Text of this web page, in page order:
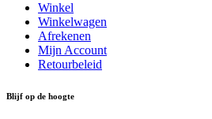
Winkel
Winkelwagen
Afrekenen
Mijn Account
Retourbeleid
Blijf op de hoogte